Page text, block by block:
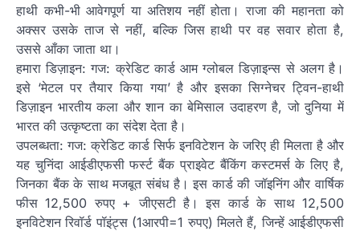
हाथी कभी-भी आवेगपूर्ण या अतिशय नहीं होता। राजा की महानता को
अक्सर उसके ताज से नहीं, बल्कि जिस हाथी पर वह सवार होता है,
उससे आँका जाता था।
हमारा डिज़ाइन: गज: क्रेडिट कार्ड आम ग्लोबल डिज़ाइन्स से अलग है।
इसे ‘मेटल पर तैयार किया गया’ है और इसका सिग्नेचर ट्विन-हाथी
डिज़ाइन भारतीय कला और शान का बेमिसाल उदाहरण है, जो दुनिया में
भारत की उत्कृष्टता का संदेश देता है।
उपलब्धता: गज: क्रेडिट कार्ड सिर्फ इनविटेशन के जरिए ही मिलता है और
यह चुनिंदा आईडीएफसी फर्स्ट बैंक प्राइवेट बैंकिंग कस्टमर्स के लिए है,
जिनका बैंक के साथ मजबूत संबंध है। इस कार्ड की जॉइनिंग और वार्षिक
फीस 12,500 रुपए + जीएसटी है। इस कार्ड के साथ 12,500
इनविटेशन रिवॉर्ड पॉइंट्स (1आरपी=1 रुपए) मिलते हैं, जिन्हें आईडीएफसी